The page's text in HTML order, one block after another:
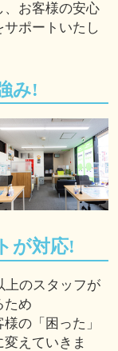
、お客様の安心
サポートいたし
み!
が対応!
上のスタッフが
ため
の「困った」
えていきま